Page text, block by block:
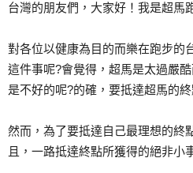
台灣的朋友們，大家好！我是超馬
對各位以健康為目的而樂在跑步的
這件事呢?會覺得，超馬是太過嚴
是不好的呢?的確，要抵達超馬的終
然而，為了要抵達自己最理想的終
且，一路抵達終點所獲得的絕非小